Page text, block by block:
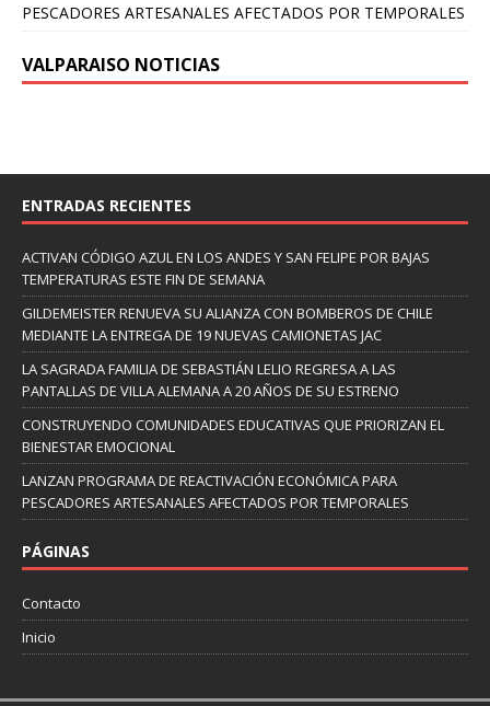
PESCADORES ARTESANALES AFECTADOS POR TEMPORALES
VALPARAISO NOTICIAS
ENTRADAS RECIENTES
ACTIVAN CÓDIGO AZUL EN LOS ANDES Y SAN FELIPE POR BAJAS
TEMPERATURAS ESTE FIN DE SEMANA
GILDEMEISTER RENUEVA SU ALIANZA CON BOMBEROS DE CHILE
MEDIANTE LA ENTREGA DE 19 NUEVAS CAMIONETAS JAC
LA SAGRADA FAMILIA DE SEBASTIÁN LELIO REGRESA A LAS
PANTALLAS DE VILLA ALEMANA A 20 AÑOS DE SU ESTRENO
CONSTRUYENDO COMUNIDADES EDUCATIVAS QUE PRIORIZAN EL
BIENESTAR EMOCIONAL
LANZAN PROGRAMA DE REACTIVACIÓN ECONÓMICA PARA
PESCADORES ARTESANALES AFECTADOS POR TEMPORALES
PÁGINAS
Contacto
Inicio